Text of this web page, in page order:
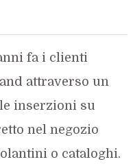
fa i clienti
attraverso un
inserzioni su
nel negozio
o cataloghi.